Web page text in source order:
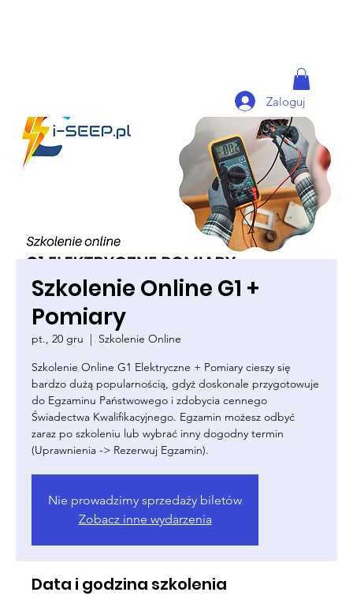
Zaloguj
Szkolenie Online G1 +
Pomiary
pt., 20 gru
  |
Szkolenie Online
Szkolenie Online G1 Elektryczne + Pomiary cieszy się
bardzo dużą popularnością, gdyż doskonale przygotowuje
do Egzaminu Państwowego i zdobycia cennego
Świadectwa Kwalifikacyjnego. Egzamin możesz odbyć
zaraz po szkoleniu lub wybrać inny dogodny termin
(Uprawnienia -> Rezerwuj Egzamin).
Nie prowadzimy sprzedaży biletów
Zobacz inne wydarzenia
Data i godzina szkolenia